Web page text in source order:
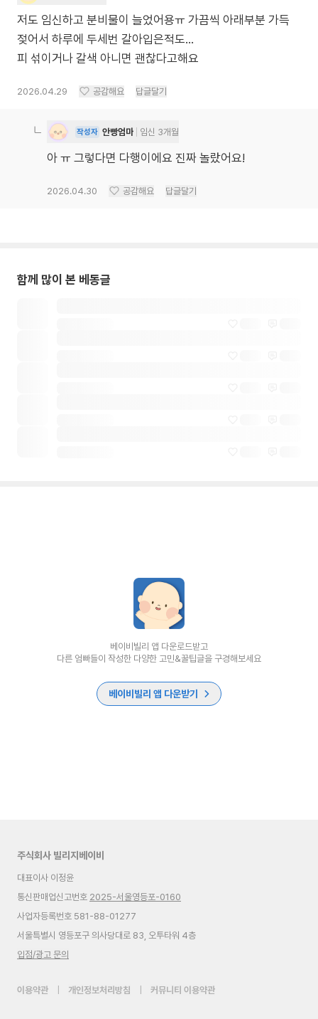
저도 임신하고 분비물이 늘었어용ㅠ 가끔씩 아래부분 가득
젖어서 하루에 두세번 갈아입은적도...
피 섞이거나 갈색 아니면 괜찮다고해요
2026.04.29 공감해요 답글달기
작성자 안빵엄마 임신 3개월
아 ㅠ 그렇다면 다행이에요 진짜 놀랐어요!
2026.04.30 공감해요 답글달기
함께 많이 본 베동글
베이비빌리 앱 다운로드받고
다른 엄빠들이 작성한 다양한 고민&꿀팁글을 구경해보세요
베이비빌리 앱 다운받기
주식회사 빌리지베이비
대표이사 이정윤
통신판매업신고번호 2025-서울영등포-0160
사업자등록번호 581-88-01277
서울특별시 영등포구 의사당대로 83, 오투타워 4층
입점/광고 문의
이용약관 개인정보처리방침 커뮤니티 이용약관